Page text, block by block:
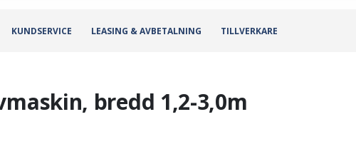
KUNDSERVICE LEASING & AVBETALNING TILLVERKARE
bredd 1,2-3,0m